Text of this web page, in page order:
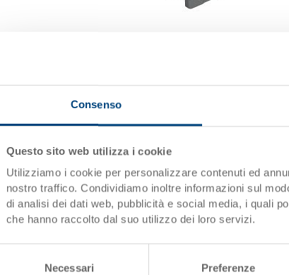
Consenso
Questo sito web utilizza i cookie
Utilizziamo i cookie per personalizzare contenuti ed
nostro traffico. Condividiamo inoltre informazioni sul
di analisi dei dati web, pubblicità e social media, i quali
che hanno raccolto dal suo utilizzo dei loro servizi.
Necessari Preferenze
Codice
33-1208I-
Disponbilità
Prezzo
CHF 49.95
Vai al prodotto